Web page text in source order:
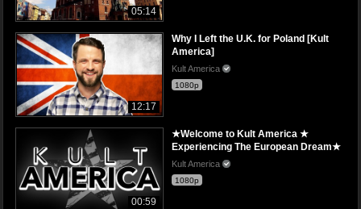
05:14
12:17
Why I Left the U.K. for Poland [Kult
America]
Kult America
1080p
00:59
★Welcome to Kult America ★
Experiencing The European Dream★
Kult America
1080p